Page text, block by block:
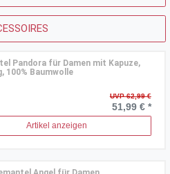
Pandora für Damen mit Kapuze,
100% Baumwolle
UVP 62,99 €
51,99 € *
Artikel anzeigen